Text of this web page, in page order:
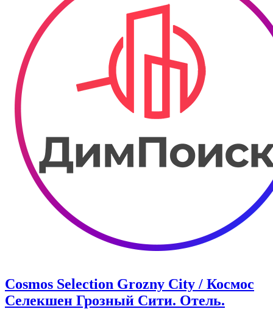
Cosmos Selection Grozny City / Космос
Селекшен Грозный Сити. Отель.